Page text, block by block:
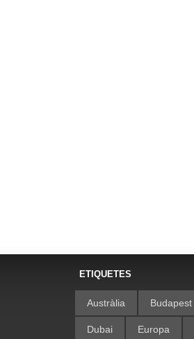
ETIQUETES
Austràlia Budapest
Dubai Europa